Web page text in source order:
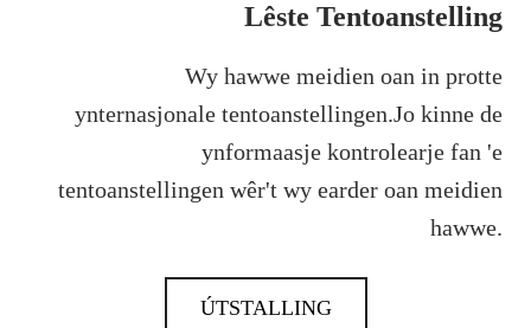
Lêste Tentoanstelling
Wy hawwe meidien oan in protte
ynternasjonale tentoanstellingen.Jo kinne de
ynformaasje kontrolearje fan 'e
tentoanstellingen wêr't wy earder oan meidien
hawwe.
ÚTSTALLING